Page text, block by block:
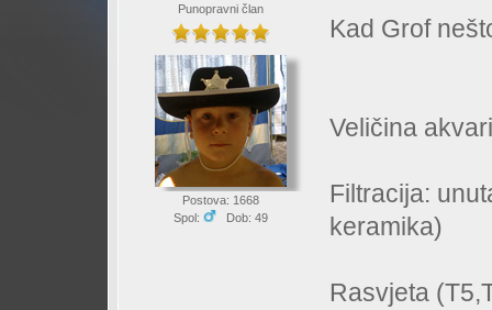
Punopravni član
Postova: 1668
Spol:
Dob: 49
Kad Grof
Veličina
Filtracija:
keramika)
Rasvjeta